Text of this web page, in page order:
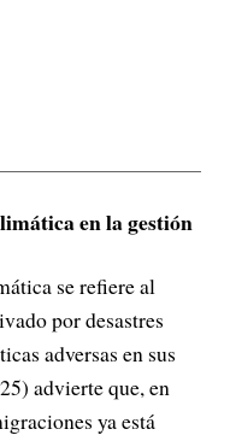
en la gestión
se refiere al
por desastres
adversas en sus
advierte que, en
ya está